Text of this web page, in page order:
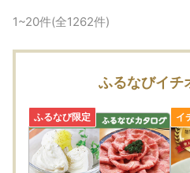
1~20件(全1262件)
ふるなびイチ